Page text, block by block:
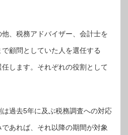
、税務アドバイザー、会計士を
顧問としていた人を選任する
します。それぞれの役割として
は過去5年に及ぶ税務調査への対応
あれば、それ以降の期間が対象